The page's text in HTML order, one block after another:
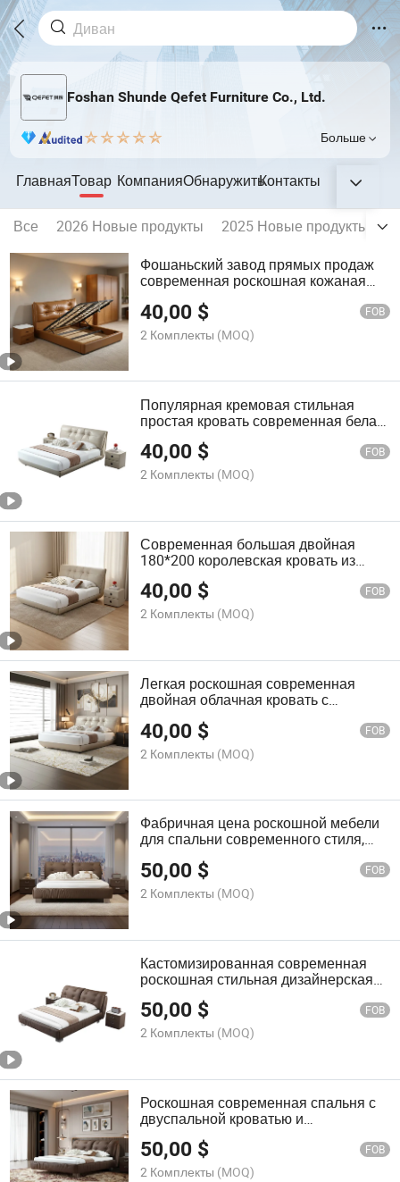
Foshan Shunde Qefet Furniture Co., Ltd.
Больше
ГлавнаяТовар КомпанияОбнаружитьКонтакты
Все 2026 Новые продукты 2025 Новые продукты
Фошаньский завод прямых продаж
современная роскошная кожаная
для хранения, кровать размера
«кинг» с обивкой и стеганым
изголовьем для спальни
40,00 $ FOB
2 Комплекты (MOQ)
Популярная кремовая стильная
простая кровать современная белая
мебель для спальни двойная
роскошная подвесная кроватная
рама королева король кровать
40,00 $ FOB
2 Комплекты (MOQ)
Современная большая двойная
180*200 королевская кровать из
настоящей кожи в современном
роскошном стиле с плавающей
кроватью для применения в спальне
40,00 $ FOB
2 Комплекты (MOQ)
Легкая роскошная современная
двойная облачная кровать с
мягкая кожаная обивка, для главной
спальни, свадебная плавающая
кровать
40,00 $ FOB
2 Комплекты (MOQ)
Фабричная цена роскошной мебели
для спальни современного стиля,
кровать с тканью техно,
высококачественная, размер
двойная, для большой комнаты
50,00 $ FOB
2 Комплекты (MOQ)
Кастомизированная современная
роскошная стильная дизайнерская
кровать с обивкой из кожи и
массивным деревянным 1.5 1.8 2
метровым высококачественным
двуспальным комплектом для
50,00 $ FOB
2 Комплекты (MOQ)
Роскошная современная спальня с
двуспальной кроватью и
хранилищем, мягкая обивка,
прикроватная лампа с сенсорным
управлением для комфортного сна
50,00 $ FOB
2 Комплекты (MOQ)